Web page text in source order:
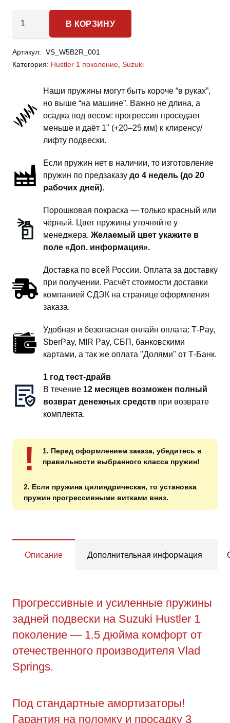
товара
Hustler
1
пружины
задней
дюйма
комфорт
В КОРЗИНУ
Артикул:
VS_W5B2R_001
Категория: Hustler 1 поколение Suzuki
Наши пружины могут быть короче “в руках”,
но выше “на машине”. Важно не длина, а
осадка под весом: прогрессия проседает
меньше и даёт 1" (+20–25 мм) к клиренсу/
лифту подвески.
Если пружин нет в наличии, то изготовление
пружин по предзаказу до 4 недель (до 20
рабочих дней).
Порошковая покраска — только красный или
чёрный. Цвет пружины уточняйте у
менеджера. Желаемый цвет укажите в
поле «Доп. информация».
Доставка по всей России. Оплата за доставку
при получении. Расчёт стоимости доставки
компанией СДЭК на странице оформления
заказа.
Удобная и безопасная онлайн оплата: T‑Pay,
SberPay, MIR Pay, СБП, банковскими
картами, а так же оплата "Долями" от Т-Банк.
1 год тест-драйв
В течение 12 месяцев возможен полный
возврат денежных средств при возврате
комплекта.
!
1. Перед оформлением заказа, убедитесь в
правильности выбранного класса пружин!
2. Если пружина цилиндрическая, то установка
пружин прогрессивными витками вниз.
Описание Дополнительная информация
Прогрессивные и усиленные пружины
задней подвески на Suzuki Hustler 1
поколение — 1.5 дюйма комфорт от
отечественного производителя Vlad
Springs.
Под стандартные амортизаторы!
Гарантия на поломку и просадку 3